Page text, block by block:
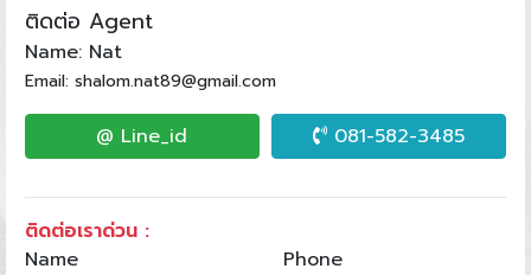
ติดต่อ Agent
Name: Nat
Email: shalom.nat89@gmail.com
@ Line_id 081-582-3485
ติดต่อเราด่วน :
Name
Phone